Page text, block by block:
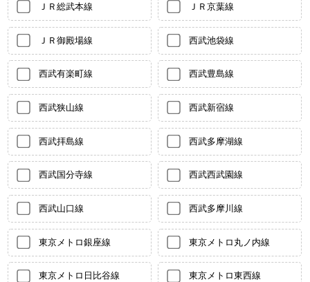
ＪＲ総武本線 ＪＲ京葉線
ＪＲ御殿場線 西武池袋線
西武有楽町線 西武豊島線
西武狭山線 西武新宿線
西武拝島線 西武多摩湖線
西武国分寺線 西武西武園線
西武山口線 西武多摩川線
東京メトロ銀座線 東京メトロ丸ノ内線
東京メトロ日比谷線 東京メトロ東西線